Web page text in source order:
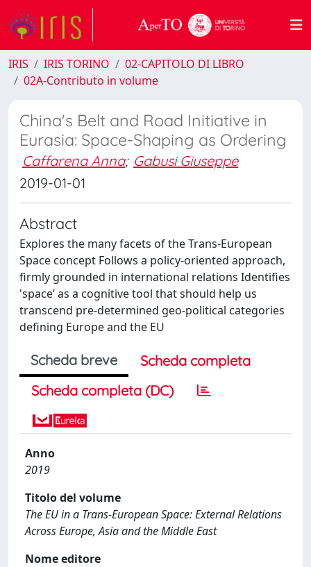
IRIS IRIS TORINO
02-CAPITOLO DI LIBRO
02A-Contributo in volume
China's Belt and Road Initiative in
Eurasia: Space-Shaping as Ordering
Caffarena Anna; Gabusi Giuseppe
2019-01-01
Abstract
Explores the many facets of the Trans-European
Space concept Follows a policy-oriented approach,
firmly grounded in international relations Identifies
'space’ as a cognitive tool that should help us
transcend pre-determined geo-political categories
defining Europe and the EU
Scheda breve
Scheda completa
Scheda completa (DC)
Anno
2019
Titolo del volume
The EU in a Trans-European Space: External Relations
Across Europe, Asia and the Middle East
Nome editore